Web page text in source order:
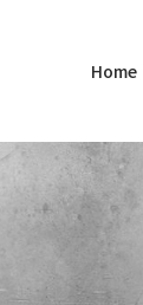
Home